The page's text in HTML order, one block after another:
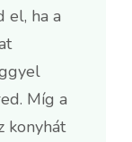
el, ha a
Míg a
konyhát